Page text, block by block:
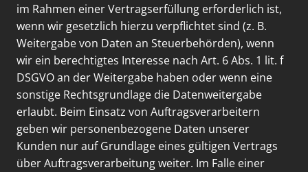
im Rahmen einer Vertragserfüllung erforderlich ist,
wenn wir gesetzlich hierzu verpflichtet sind (z. B.
Weitergabe von Daten an Steuerbehörden), wenn
wir ein berechtigtes Interesse nach Art. 6 Abs. 1 lit. f
DSGVO an der Weitergabe haben oder wenn eine
sonstige Rechtsgrundlage die Datenweitergabe
erlaubt. Beim Einsatz von Auftragsverarbeitern
geben wir personenbezogene Daten unserer
Kunden nur auf Grundlage eines gültigen Vertrags
über Auftragsverarbeitung weiter. Im Falle einer